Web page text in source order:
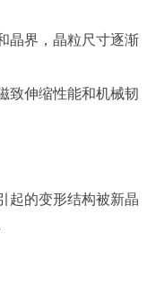
晶界，晶粒尺寸逐渐
致伸缩性能和机械韧
起的变形结构被新晶